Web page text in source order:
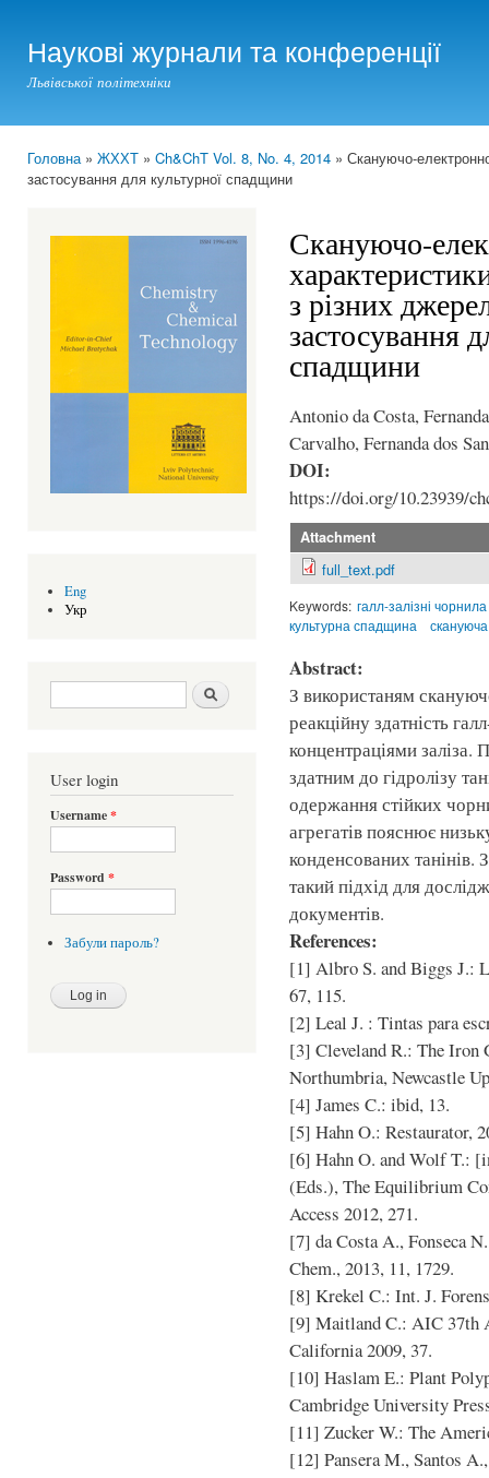
Наукові журнали та конференції
Львівської політехніки
You are here
Головна» ЖХХТ » Ch&ChT Vol. 8, No. 4, 2014 » Скануючо-
застосування для культурної спадщини
Eng
Укр
Search form Шукати
User login
Username*
Password *
Забули пароль?
Скануючо-
з різних
застосування
спадщини
Antonio da Costa,
Carvalho, Fernanda dos
DOI:
https://doi.org/10.23939/
Attachment
full_text.pdf
Keywords: галл-залізні чорнила
культурна спадщина
Abstract:
З використаням
реакційну здатність
концентраціями заліза.
здатним до гідролізу
одержання стійких
агрегатів пояснює
конденсованих танінів.
такий підхід для
документів.
References:
[1] Albro S. and Biggs J.:
67, 115.
[2] Leal J. : Tintas para
[3] Cleveland R.: The
Northumbria, Newcastle
[4] James C.: ibid, 13.
[5] Hahn O.: Restaurator,
[6] Hahn O. and Wolf T.:
(Eds.), The Equilibrium
Access 2012, 271.
[7] da Costa A., Fonseca
Chem., 2013, 11, 1729.
[8] Krekel C.: Int. J.
[9] Maitland C.: AIC 37th
California 2009, 37.
[10] Haslam E.: Plant
Cambridge University
[11] Zucker W.: The
[12] Pansera M., Santos